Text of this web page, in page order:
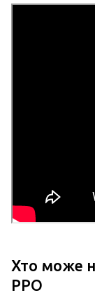
Хто може
РРО